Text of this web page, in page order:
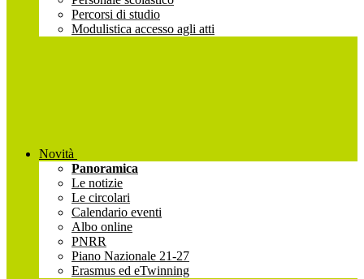
Percorsi di studio
Modulistica accesso agli atti
Novità
Panoramica
Le notizie
Le circolari
Calendario eventi
Albo online
PNRR
Piano Nazionale 21-27
Erasmus ed eTwinning